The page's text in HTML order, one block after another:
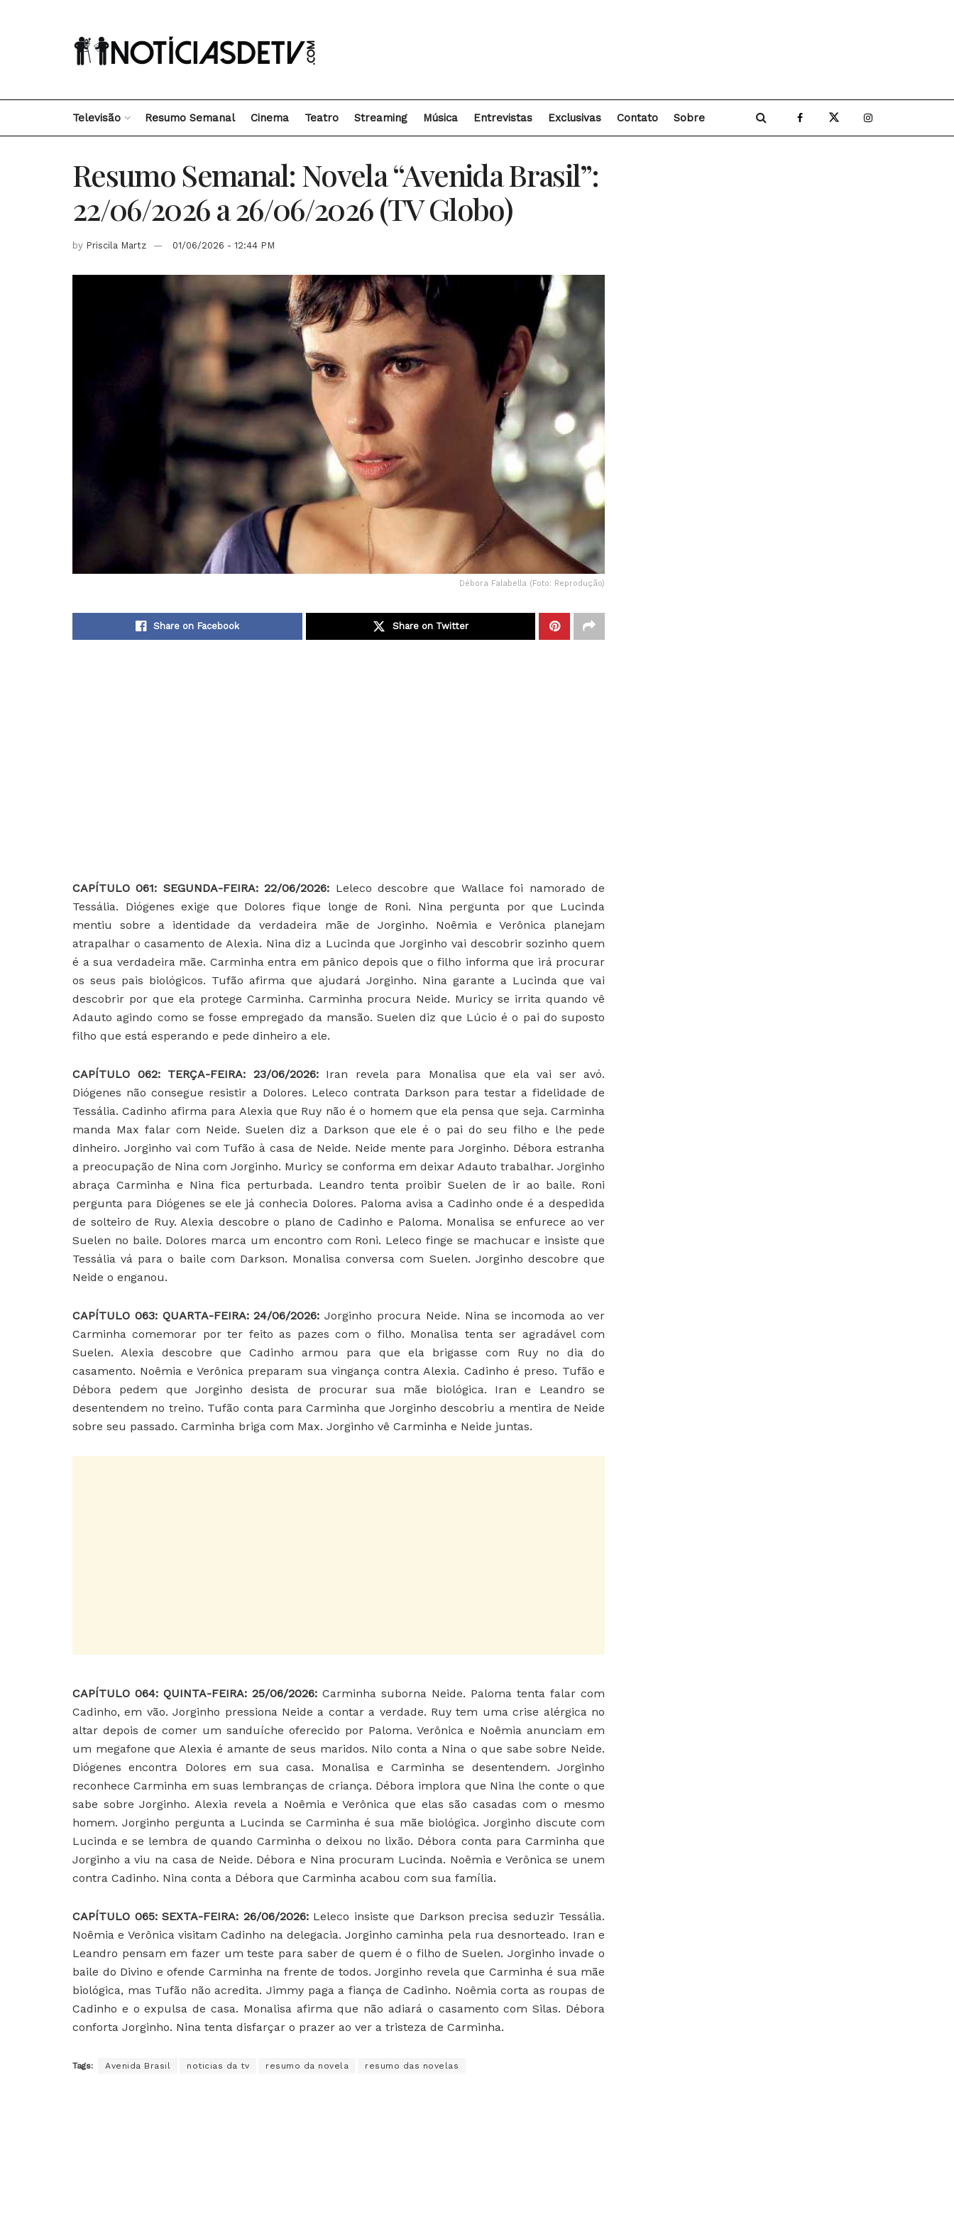
Televisão Resumo Semanal Cinema Teatro Streaming Música Entrevistas Exclusivas Contato Sobre
Resumo Semanal: Novela “Avenida Brasil”:
22/06/2026 a 26/06/2026 (TV Globo)
by Priscila Martz 01/06/2026 - 12:44 PM
Débora Falabella (Foto: Reprodução)
Share on Facebook Share on Twitter
CAPÍTULO 061: SEGUNDA-FEIRA: 22/06/2026: Leleco descobre que Wallace foi namorado de
Tessália. Diógenes exige que Dolores fique longe de Roni. Nina pergunta por que Lucinda
mentiu sobre a identidade da verdadeira mãe de Jorginho. Noêmia e Verônica planejam
atrapalhar o casamento de Alexia. Nina diz a Lucinda que Jorginho vai descobrir sozinho quem
é a sua verdadeira mãe. Carminha entra em pânico depois que o filho informa que irá procurar
os seus pais biológicos. Tufão afirma que ajudará Jorginho. Nina garante a Lucinda que vai
descobrir por que ela protege Carminha. Carminha procura Neide. Muricy se irrita quando vê
Adauto agindo como se fosse empregado da mansão. Suelen diz que Lúcio é o pai do suposto
filho que está esperando e pede dinheiro a ele.
CAPÍTULO 062: TERÇA-FEIRA: 23/06/2026: Iran revela para Monalisa que ela vai ser avó.
Diógenes não consegue resistir a Dolores. Leleco contrata Darkson para testar a fidelidade de
Tessália. Cadinho afirma para Alexia que Ruy não é o homem que ela pensa que seja. Carminha
manda Max falar com Neide. Suelen diz a Darkson que ele é o pai do seu filho e lhe pede
dinheiro. Jorginho vai com Tufão à casa de Neide. Neide mente para Jorginho. Débora estranha
a preocupação de Nina com Jorginho. Muricy se conforma em deixar Adauto trabalhar. Jorginho
abraça Carminha e Nina fica perturbada. Leandro tenta proibir Suelen de ir ao baile. Roni
pergunta para Diógenes se ele já conhecia Dolores. Paloma avisa a Cadinho onde é a despedida
de solteiro de Ruy. Alexia descobre o plano de Cadinho e Paloma. Monalisa se enfurece ao ver
Suelen no baile. Dolores marca um encontro com Roni. Leleco finge se machucar e insiste que
Tessália vá para o baile com Darkson. Monalisa conversa com Suelen. Jorginho descobre que
Neide o enganou.
CAPÍTULO 063: QUARTA-FEIRA: 24/06/2026:Jorginho procura Neide. Nina se incomoda ao ver
Carminha comemorar por ter feito as pazes com o filho. Monalisa tenta ser agradável com
Suelen. Alexia descobre que Cadinho armou para que ela brigasse com Ruy no dia do
casamento. Noêmia e Verônica preparam sua vingança contra Alexia. Cadinho é preso. Tufão e
Débora pedem que Jorginho desista de procurar sua mãe biológica. Iran e Leandro se
desentendem no treino. Tufão conta para Carminha que Jorginho descobriu a mentira de Neide
sobre seu passado. Carminha briga com Max. Jorginho vê Carminha e Neide juntas.
CAPÍTULO 064: QUINTA-FEIRA: 25/06/2026: Carminha suborna Neide. Paloma tenta falar com
Cadinho, em vão. Jorginho pressiona Neide a contar a verdade. Ruy tem uma crise alérgica no
altar depois de comer um sanduíche oferecido por Paloma. Verônica e Noêmia anunciam em
um megafone que Alexia é amante de seus maridos. Nilo conta a Nina o que sabe sobre Neide.
Diógenes encontra Dolores em sua casa. Monalisa e Carminha se desentendem. Jorginho
reconhece Carminha em suas lembranças de criança. Débora implora que Nina lhe conte o que
sabe sobre Jorginho. Alexia revela a Noêmia e Verônica que elas são casadas com o mesmo
homem. Jorginho pergunta a Lucinda se Carminha é sua mãe biológica. Jorginho discute com
Lucinda e se lembra de quando Carminha o deixou no lixão. Débora conta para Carminha que
Jorginho a viu na casa de Neide. Débora e Nina procuram Lucinda. Noêmia e Verônica se unem
contra Cadinho. Nina conta a Débora que Carminha acabou com sua família.
CAPÍTULO 065: SEXTA-FEIRA: 26/06/2026: Leleco insiste que Darkson precisa seduzir Tessália.
Noêmia e Verônica visitam Cadinho na delegacia. Jorginho caminha pela rua desnorteado. Iran e
Leandro pensam em fazer um teste para saber de quem é o filho de Suelen. Jorginho invade o
baile do Divino e ofende Carminha na frente de todos. Jorginho revela que Carminha é sua mãe
biológica, mas Tufão não acredita. Jimmy paga a fiança de Cadinho. Noêmia corta as roupas de
Cadinho e o expulsa de casa. Monalisa afirma que não adiará o casamento com Silas. Débora
conforta Jorginho. Nina tenta disfarçar o prazer ao ver a tristeza de Carminha.
Tags: Avenida Brasil noticias da tv resumo da novela resumo das novelas